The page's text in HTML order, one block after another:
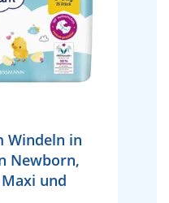
Windeln in
Newborn,
und